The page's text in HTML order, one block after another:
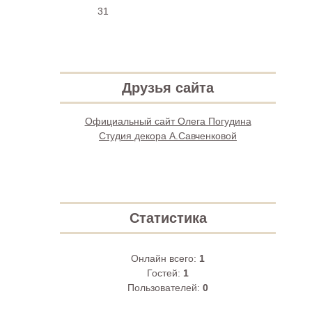
31
Друзья сайта
Официальный сайт Олега Погудина
Студия декора А.Савченковой
Статистика
Онлайн всего: 1
Гостей: 1
Пользователей: 0